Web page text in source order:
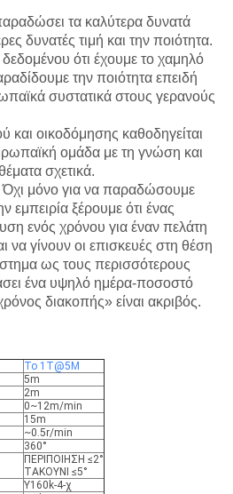
τα καλύτερα δυνατά
δυνατές τιμή και την ποιότητα.
δεδομένου ότι έχουμε το χαμηλό
την ποιότητα επειδή
συστατικά στους γερανούς
και οικοδόμησης καθοδηγείται
ομάδα με τη γνώση και
σχετικά.
Όχι μόνο για να παραδώσουμε
εμπειρία ξέρουμε ότι ένας
ενός χρόνου για έναν πελάτη
να γίνουν οι επισκευές στη θέση
ως τους περισσότερους
ένα υψηλό ημέρα-ποσοστό
διακοπής» είναι ακριβός.
Το 1T@5M
5m
2m
0~12m/min
15m
~0.5r/min
360°
ΠΕΡΙΠΟΙΗΣΗ ≤2°
ΤΑΚΟΥΝΙ ≤5°
Y160k-4-χ